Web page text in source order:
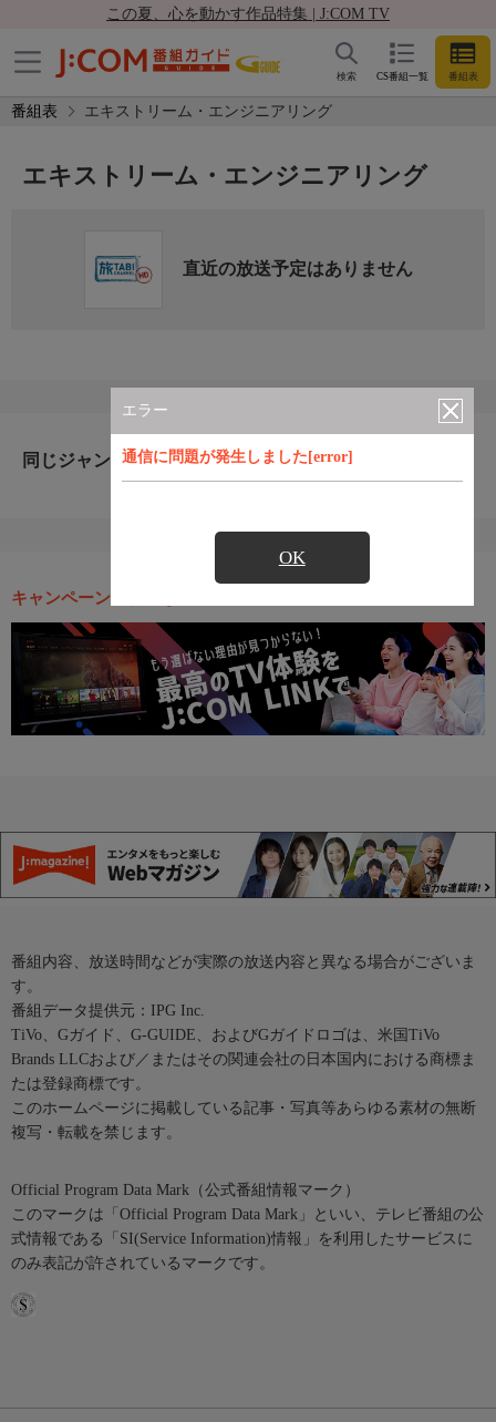
この夏、心を動かす作品特集 | J:COM TV
CS番組一覧 番組表
検索
番組表 エキストリーム・エンジニアリング
エラー
通信に問題が発生しました[error]
OK
エキストリーム・エンジニアリング
直近の放送予定はありません
同じジャンルのおすすめ番組
キャンペーン・お得な情報
番組内容、放送時間などが実際の放送内容と異なる場合がございま
す。
番組データ提供元：IPG Inc.
TiVo、Gガイド、G-GUIDE、およびGガイドロゴは、米国TiVo
Brands LLCおよび／またはその関連会社の日本国内における商標ま
たは登録商標です。
このホームページに掲載している記事・写真等あらゆる素材の無断
複写・転載を禁じます。
Official Program Data Mark（公式番組情報マーク）
このマークは「Official Program Data Mark」といい、テレビ番組の公
式情報である「SI(Service Information)情報」を利用したサービスに
のみ表記が許されているマークです。